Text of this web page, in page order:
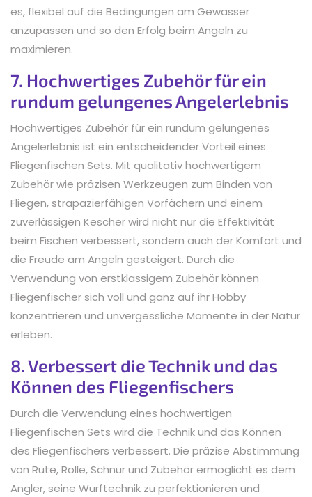
es, flexibel auf die Bedingungen am Gewässer
anzupassen und so den Erfolg beim Angeln zu
maximieren.
7. Hochwertiges Zubehör für ein
rundum gelungenes Angelerlebnis
Hochwertiges Zubehör für ein rundum gelungenes
Angelerlebnis ist ein entscheidender Vorteil eines
Fliegenfischen Sets. Mit qualitativ hochwertigem
Zubehör wie präzisen Werkzeugen zum Binden von
Fliegen, strapazierfähigen Vorfächern und einem
zuverlässigen Kescher wird nicht nur die Effektivität
beim Fischen verbessert, sondern auch der Komfort und
die Freude am Angeln gesteigert. Durch die
Verwendung von erstklassigem Zubehör können
Fliegenfischer sich voll und ganz auf ihr Hobby
konzentrieren und unvergessliche Momente in der Natur
erleben.
8. Verbessert die Technik und das
Können des Fliegenfischers
Durch die Verwendung eines hochwertigen
Fliegenfischen Sets wird die Technik und das Können
des Fliegenfischers verbessert. Die präzise Abstimmung
von Rute, Rolle, Schnur und Zubehör ermöglicht es dem
Angler, seine Wurftechnik zu perfektionieren und